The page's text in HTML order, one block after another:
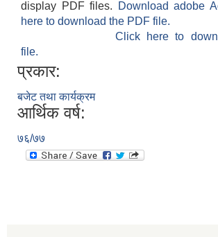
display PDF files.
Download adobe
here to download the PDF file.
Click here to
file.
प्रकार:
बजेट तथा कार्यक्रम
आर्थिक वर्ष:
७६/७७